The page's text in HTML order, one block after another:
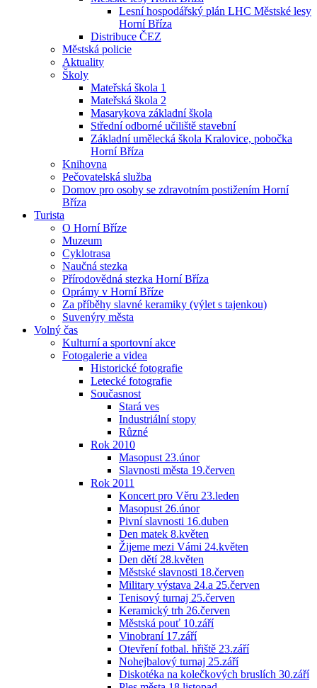
Lesní hospodářský plán LHC Městské lesy
Horní Bříza
Distribuce ČEZ
Městská policie
Aktuality
Školy
Mateřská škola 1
Mateřská škola 2
Masarykova základní škola
Střední odborné učiliště stavební
Základní umělecká škola Kralovice, pobočka
Horní Bříza
Knihovna
Pečovatelská služba
Domov pro osoby se zdravotním postižením Horní
Bříza
Turista
O Horní Bříze
Muzeum
Cyklotrasa
Naučná stezka
Přírodovědná stezka Horní Bříza
Oprámy v Horní Bříze
Za příběhy slavné keramiky (výlet s tajenkou)
Suvenýry města
Volný čas
Kulturní a sportovní akce
Fotogalerie a videa
Historické fotografie
Letecké fotografie
Současnost
Stará ves
Industriální stopy
Různé
Rok 2010
Masopust 23.únor
Slavnosti města 19.červen
Rok 2011
Koncert pro Věru 23.leden
Masopust 26.únor
Pivní slavnosti 16.duben
Den matek 8.květen
Žijeme mezi Vámi 24.květen
Den dětí 28.květen
Městské slavnosti 18.červen
Military výstava 24.a 25.červen
Tenisový turnaj 25.červen
Keramický trh 26.červen
Městská pouť 10.září
Vinobraní 17.září
Otevření fotbal. hřiště 23.září
Nohejbalový turnaj 25.září
Diskotéka na kolečkových bruslích 30.září